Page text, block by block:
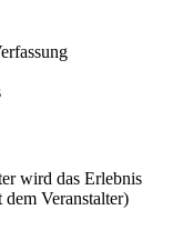
wird das Erlebnis
Veranstalter)